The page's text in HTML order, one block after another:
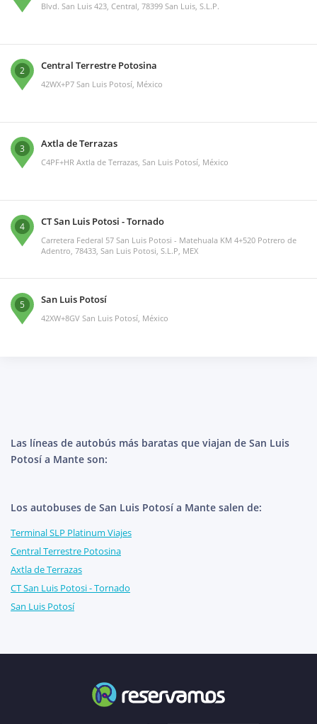
Blvd. San Luis 423, Central, 78399 San Luis, S.L.P.
2 Central Terrestre Potosina
42WX+P7 San Luis Potosí, México
3 Axtla de Terrazas
C4PF+HR Axtla de Terrazas, San Luis Potosí, México
4 CT San Luis Potosi - Tornado
Carretera Federal 57 San Luis Potosi - Matehuala KM 4+520 Potrero de
Adentro, 78433, San Luis Potosi, S.L.P, MEX
5 San Luis Potosí
42XW+8GV San Luis Potosí, México
Las líneas de autobús más baratas que viajan de San Luis
Potosí a Mante son:
Los autobuses de San Luis Potosí a Mante salen de:
Terminal SLP Platinum Viajes
Central Terrestre Potosina
Axtla de Terrazas
CT San Luis Potosi - Tornado
San Luis Potosí